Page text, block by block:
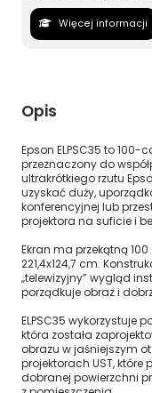
Więcej informacji
Opis
Epson ELPSC35 to
przeznaczony do
ultrakrótkiego rzutu
uzyskać duży,
konferencyjnej lub
projektora na suficie i
Ekran ma przekątną
221,4x124,7 cm.
„telewizyjny” wygląd
porządkuje obraz i
ELPSC35 wykorzystuje
która została
obrazu w jaśniejszym
projektorach UST,
dobranej powierzchni